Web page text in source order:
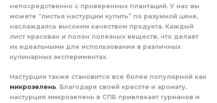
непосредственно с проверенных плантаций. У нас вы
можете “листья настурции купить” по разумной цене,
наслаждаясь высоким качеством продукта. Каждый
лист красован и полон полезных веществ, что делает
их идеальными для использования в различных
кулинарных экспериментах.
Настурция также становится все более популярной как
микрозелень. Благодаря своей красоте и аромату,
настурция микрозелень в СПБ привлекает гурманов и